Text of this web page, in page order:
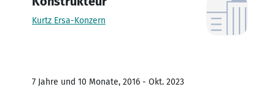
Kurtz Ersa-Konzern
7 Jahre und 10 Monate, 2016 - Okt. 2023